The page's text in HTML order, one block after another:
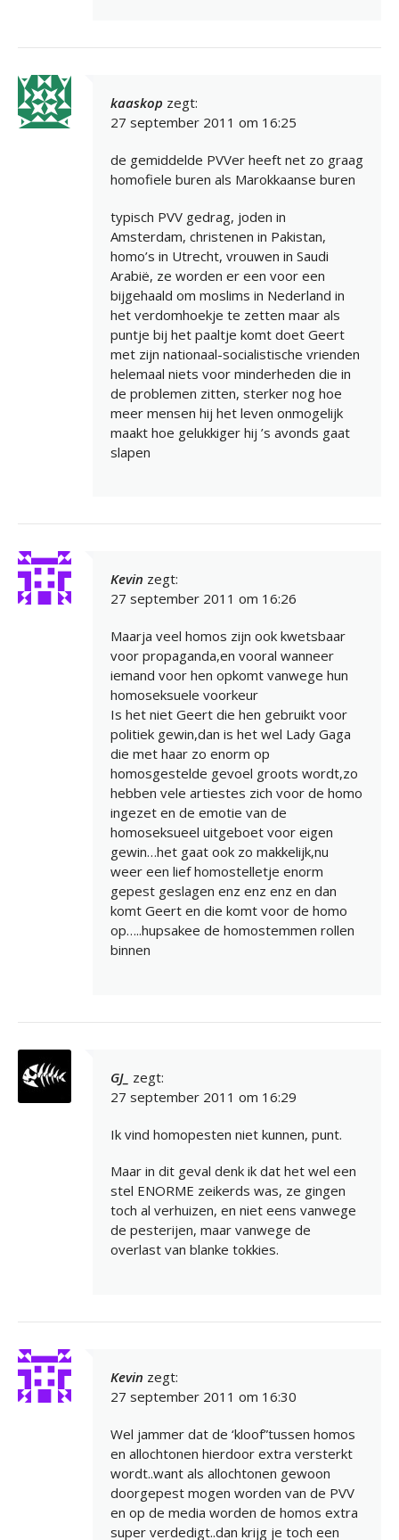
kaaskop zegt:
27 september 2011 om 16:25
de gemiddelde PVVer heeft net zo graag
homofiele buren als Marokkaanse buren
typisch PVV gedrag, joden in
Amsterdam, christenen in Pakistan,
homo’s in Utrecht, vrouwen in Saudi
Arabië, ze worden er een voor een
bijgehaald om moslims in Nederland in
het verdomhoekje te zetten maar als
puntje bij het paaltje komt doet Geert
met zijn nationaal-socialistische vrienden
helemaal niets voor minderheden die in
de problemen zitten, sterker nog hoe
meer mensen hij het leven onmogelijk
maakt hoe gelukkiger hij ’s avonds gaat
slapen
Kevin zegt:
27 september 2011 om 16:26
Maarja veel homos zijn ook kwetsbaar
voor propaganda,en vooral wanneer
iemand voor hen opkomt vanwege hun
homoseksuele voorkeur
Is het niet Geert die hen gebruikt voor
politiek gewin,dan is het wel Lady Gaga
die met haar zo enorm op
homosgestelde gevoel groots wordt,zo
hebben vele artiestes zich voor de homo
ingezet en de emotie van de
homoseksueel uitgeboet voor eigen
gewin…het gaat ook zo makkelijk,nu
weer een lief homostelletje enorm
gepest geslagen enz enz enz en dan
komt Geert en die komt voor de homo
op…..hupsakee de homostemmen rollen
binnen
GJ_ zegt:
27 september 2011 om 16:29
Ik vind homopesten niet kunnen, punt.
Maar in dit geval denk ik dat het wel een
stel ENORME zeikerds was, ze gingen
toch al verhuizen, en niet eens vanwege
de pesterijen, maar vanwege de
overlast van blanke tokkies.
Kevin zegt:
27 september 2011 om 16:30
Wel jammer dat de ‘kloof”tussen homos
en allochtonen hierdoor extra versterkt
wordt..want als allochtonen gewoon
doorgepest mogen worden van de PVV
en op de media worden de homos extra
super verdedigt..dan krijg je toch een